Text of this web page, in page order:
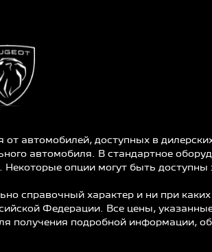
автомобилей, доступных в
автомобиля. В стандартное
опции могут быть доступны
справочный характер и ни при
Федерации. Все цены,
получения подробной информации,